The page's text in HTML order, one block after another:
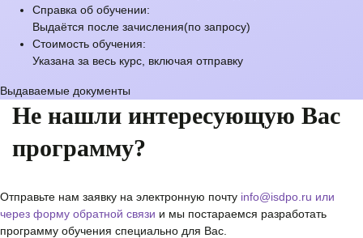
Справка об обучении:
Выдаётся после зачисления(по запросу)
Стоимость обучения:
Указана за весь курс, включая отправку
Выдаваемые документы
Не нашли интересующую Вас
программу?
Отправьте нам заявку на электронную почту info@isdpo.ru или
через форму обратной связи и мы постараемся разработать
программу обучения специально для Вас.